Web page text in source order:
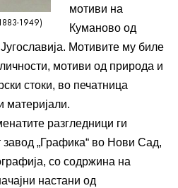
1949)
мотиви на
Куманово од
Мотивите му биле
мотиви од природа и
стоки, во печатница
материјали.
разгледници ги
завод „Графика“ во Нови Сад,
со содржина на
настани од